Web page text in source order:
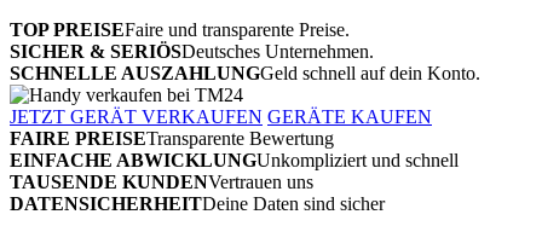
TOP PREISEFaire und transparente Preise.
SICHER & SERIÖSDeutsches Unternehmen.
SCHNELLE AUSZAHLUNGGeld schnell auf dein Konto.
JETZT GERÄT VERKAUFEN GERÄTE KAUFEN
FAIRE PREISETransparente Bewertung
EINFACHE ABWICKLUNGUnkompliziert und schnell
TAUSENDE KUNDENVertrauen uns
DATENSICHERHEITDeine Daten sind sicher